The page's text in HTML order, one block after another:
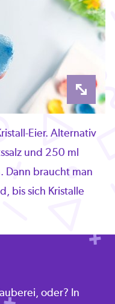
Eier. Alternativ
und 250 ml
Dann braucht man
bis sich Kristalle
oder? In